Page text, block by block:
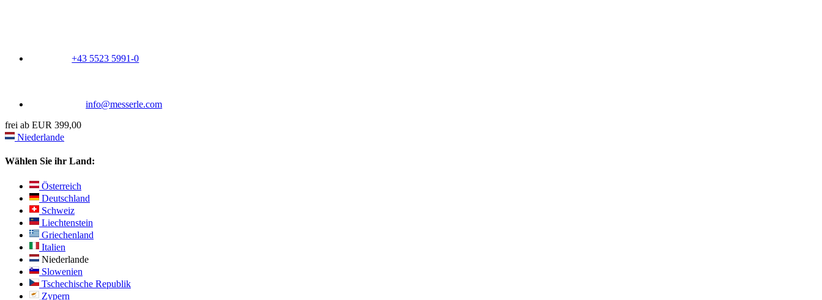
+43 5523 5991-0
info@messerle.com
frei ab EUR 399,00
Niederlande
Wählen Sie ihr Land:
Österreich
Deutschland
Schweiz
Liechtenstein
Griechenland
Italien
Niederlande
Slowenien
Tschechische Republik
Zypern